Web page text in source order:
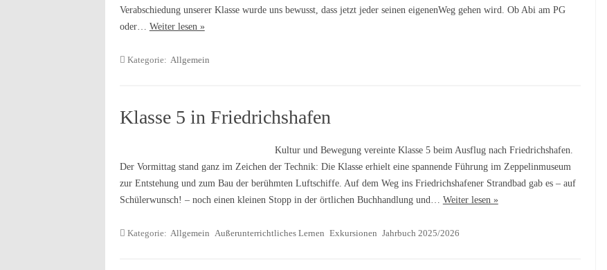
Verabschiedung unserer Klasse wurde uns bewusst, dass jetzt jeder seinen eigenenWeg gehen wird. Ob Abi am PG
oder… Weiter lesen »
Kategorie: Allgemein
Klasse 5 in Friedrichshafen
Kultur und Bewegung vereinte Klasse 5 beim Ausflug nach Friedrichshafen.
Der Vormittag stand ganz im Zeichen der Technik: Die Klasse erhielt eine spannende Führung im Zeppelinmuseum
zur Entstehung und zum Bau der berühmten Luftschiffe. Auf dem Weg ins Friedrichshafener Strandbad gab es – auf
Schülerwunsch! – noch einen kleinen Stopp in der örtlichen Buchhandlung und… Weiter lesen »
Kategorie: Allgemein Außerunterrichtliches Lernen Exkursionen Jahrbuch 2025/2026